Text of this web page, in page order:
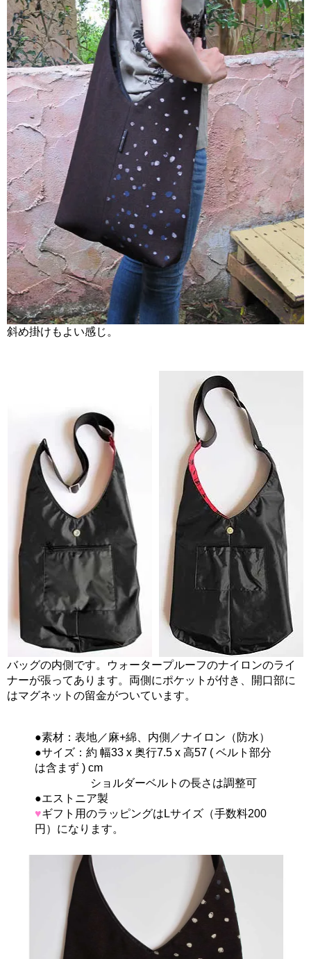
斜め掛けもよい感じ。
バッグの内側です。ウォータープルーフのナイロンのライ
ナーが張ってあります。両側にポケットが付き、開口部に
はマグネットの留金がついています。
●素材：表地／麻+綿、内側／ナイロン（防水）
●サイズ：約 幅33 x 奥行7.5 x 高57 ( ベルト部分
は含まず ) cm
ショルダーベルトの長さは調整可
●エストニア製
♥ギフト用のラッピングはLサイズ（手数料200
円）になります。